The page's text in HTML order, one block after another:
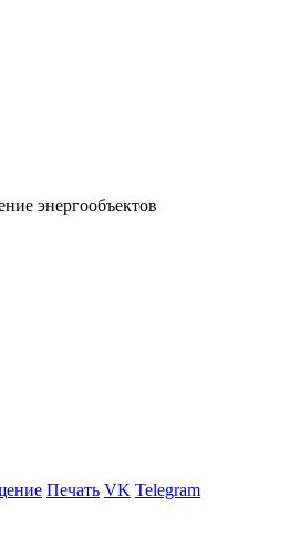
энергообъектов
Печать VK Telegram